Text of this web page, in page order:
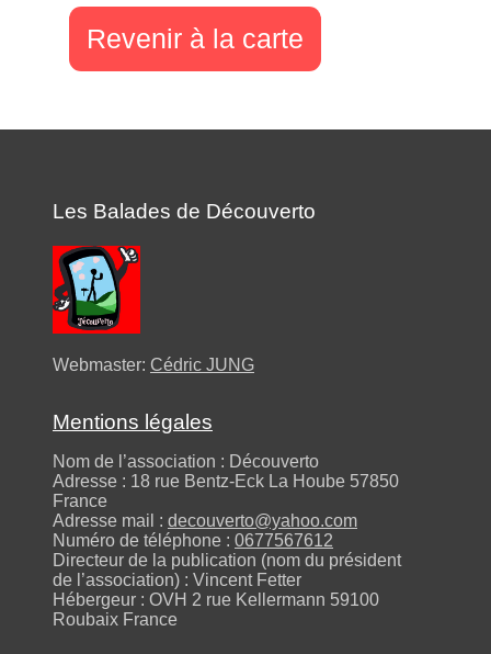
Revenir à la carte
Les Balades de Découverto
Webmaster: Cédric JUNG
Mentions légales
Nom de l’association : Découverto
Adresse : 18 rue Bentz-Eck La Hoube 57850
France
Adresse mail : decouverto@yahoo.com
Numéro de téléphone : 0677567612
Directeur de la publication (nom du président
de l’association) : Vincent Fetter
Hébergeur : OVH 2 rue Kellermann 59100
Roubaix France